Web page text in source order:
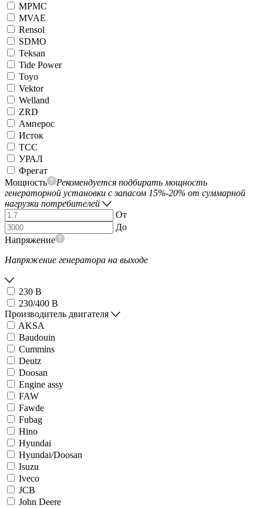
MPMC
MVAE
Rensol
SDMO
Teksan
Tide Power
Toyo
Vektor
Welland
ZRD
Амперос
Исток
ТСС
УРАЛ
Фрегат
Мощность
Рекомендуется подбирать мощность
генераторной установки с запасом 15%-20% от суммарной
нагрузки потребителей
От
До
Напряжение
Напряжение генератора на выходе
230 В
230/400 В
Производитель двигателя
AKSA
Baudouin
Cummins
Deutz
Doosan
Engine assy
FAW
Fawde
Fubag
Hino
Hyundai
Hyundai/Doosan
Isuzu
Iveco
JCB
John Deere